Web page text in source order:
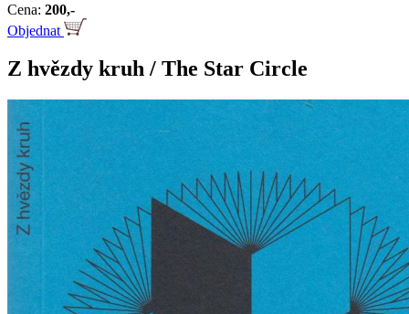
Cena: 200,-
Objednat
Z hvězdy kruh / The Star Circle